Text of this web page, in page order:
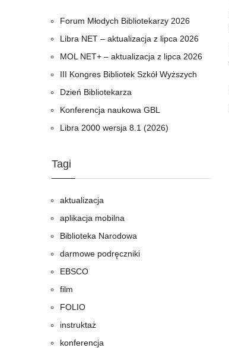
Forum Młodych Bibliotekarzy 2026
Libra NET – aktualizacja z lipca 2026
MOL NET+ – aktualizacja z lipca 2026
III Kongres Bibliotek Szkół Wyższych
Dzień Bibliotekarza
Konferencja naukowa GBL
Libra 2000 wersja 8.1 (2026)
Tagi
aktualizacja
aplikacja mobilna
Biblioteka Narodowa
darmowe podręczniki
EBSCO
film
FOLIO
instruktaż
konferencja